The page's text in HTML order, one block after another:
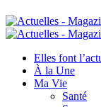
Elles font
À la Une
Ma Vie
Santé